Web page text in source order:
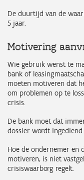
De duurtijd van de
5 jaar.
Motivering
Wie gebruik wenst te
bank of
moeten motiveren dat
om problemen op te
crisis.
De bank moet dat
dossier wordt ingediend
Hoe de ondernemer en
motiveren, is niet
crisiswaarborg regelt.